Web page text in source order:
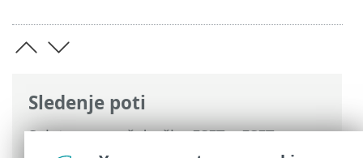
Sledenje poti
Spletna pomoč družbe ESET>ESET